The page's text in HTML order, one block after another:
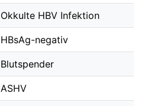
Okkulte HBV Infektion
HBsAg-negativ
Blutspender
ASHV